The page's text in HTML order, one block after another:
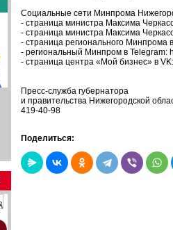
Социальные сети Минпрома
- страница министра Максима
- страница министра Максима
- страница регионального Минпрома
- региональный Минпром в Telegram:
- страница центра «Мой бизнес» в
Пресс-служба губернатора
и правительства Нижегородской
419-40-98
Поделиться: